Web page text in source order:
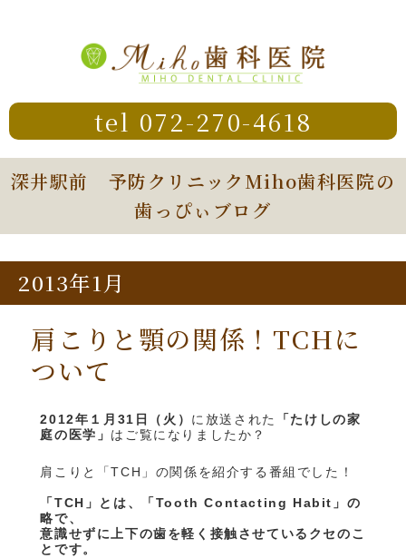
tel 072-270-4618
深井駅前 予防クリニックMiho歯科医院の
歯っぴぃブログ
2013年1月
肩こりと顎の関係！TCHに
ついて
2012年１月31日（火） に放送された
「たけしの家
庭の医学」 はご覧になりましたか？
肩こりと「TCH」の関係を紹介する番組でした！
「TCH」とは、「Tooth Contacting Habit」の
略で、
意識せずに上下の歯を軽く接触させているクセのこ
とです。